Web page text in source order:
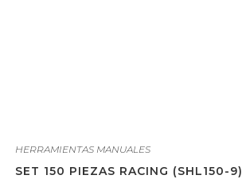
HERRAMIENTAS MANUALES
SET 150 PIEZAS RACING (SHL150-9)